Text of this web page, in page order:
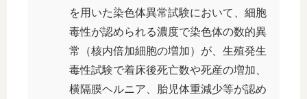
を用いた染色体異常試験において、細胞
毒性が認められる濃度で染色体の数的異
常（核内倍加細胞の増加）が、生殖発生
毒性試験で着床後死亡数や死産の増加、
横隔膜ヘルニア、胎児体重減少等が認め